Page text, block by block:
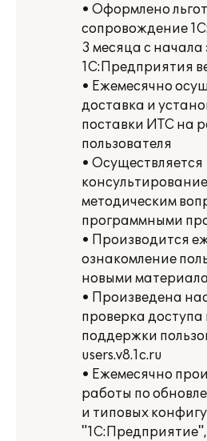
• Оформлено
сопровождение
3 месяца с
1С:Предприятия
• Ежемесячно
доставка и
поставки ИТС на
пользователя
• Осуществляется
методическим
программными
• Производится
ознакомление
новыми
• Произведена
проверка доступа
поддержки
users.v8.1c.ru
• Ежемесячно
работы по
и типовых